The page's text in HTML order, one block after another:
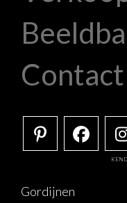
Contact
Gordijnen